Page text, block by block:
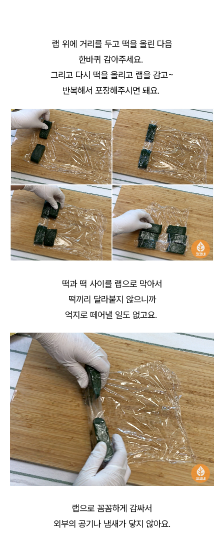
랩 위에 거리를 두고 떡을 올린 다음
한바퀴 감아주세요.
그리고 다시 떡을 올리고 랩을 감고~
반복해서 포장해주시면 돼요.
떡과 떡 사이를 랩으로 막아서
떡끼리 달라붙지 않으니까
억지로 떼어낼 일도 없고요.
랩으로 꼼꼼하게 감싸서
외부의 공기나 냄새가 닿지 않아요.